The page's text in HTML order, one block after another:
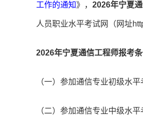
工作的通知》， 2026年宁夏
人员职业水平考试网（网址
2026年宁夏通信工程师报考
（一）参加通信专业初级水
（二）参加通信专业中级水